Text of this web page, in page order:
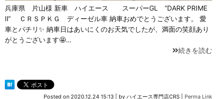
兵庫県 片山様 新車 ハイエース スーパーGL ”DARK PRIME
Ⅱ” ＣＲＳＰＫＧ ディーゼル車 納車おめでとうございます。 愛
車とパチリ✨ 納車日はあいにくのお天気でしたが、満面の笑顔あり
がとうございます🤩…
続きを読む
Posted on 2020.12.24 15:13 by ハイエース専門店CRS Perma Link